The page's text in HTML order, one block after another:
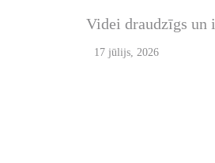
Videi draudzīgs un
17 jūlijs, 2026